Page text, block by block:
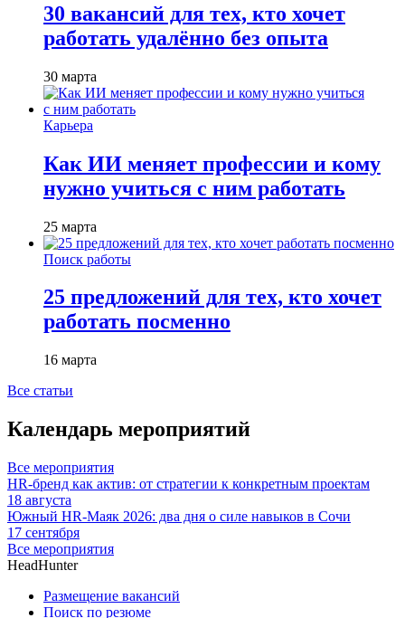
30 вакансий для тех, кто хочет
работать удалённо без опыта
30 марта
Карьера
Как ИИ меняет профессии и кому
нужно учиться с ним работать
25 марта
Поиск работы
25 предложений для тех, кто хочет
работать посменно
16 марта
Все статьи
Календарь мероприятий
Все мероприятия
HR-бренд как актив: от стратегии к конкретным проектам
18 августа
Южный HR-Маяк 2026: два дня о силе навыков в Сочи
17 сентября
Все мероприятия
HeadHunter
Размещение вакансий
Поиск по резюме